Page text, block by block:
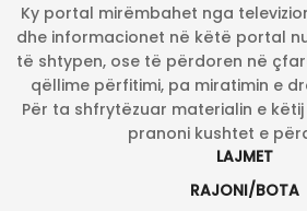
Ky portal mirëmbahet nga
dhe informacionet në këtë portal
të shtypen, ose të përdoren në
qëllime përfitimi, pa miratimin e
Për ta shfrytëzuar materialin e
pranoni kushtet e
LAJMET
RAJONI/BOTA